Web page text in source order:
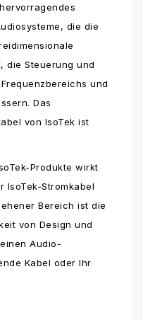
die die
die Steuerung und
und
Das
von IsoTek ist
Produkte wirkt
IsoTek-Stromkabel
Bereich ist die
von Design und
Audio-
Kabel oder Ihr